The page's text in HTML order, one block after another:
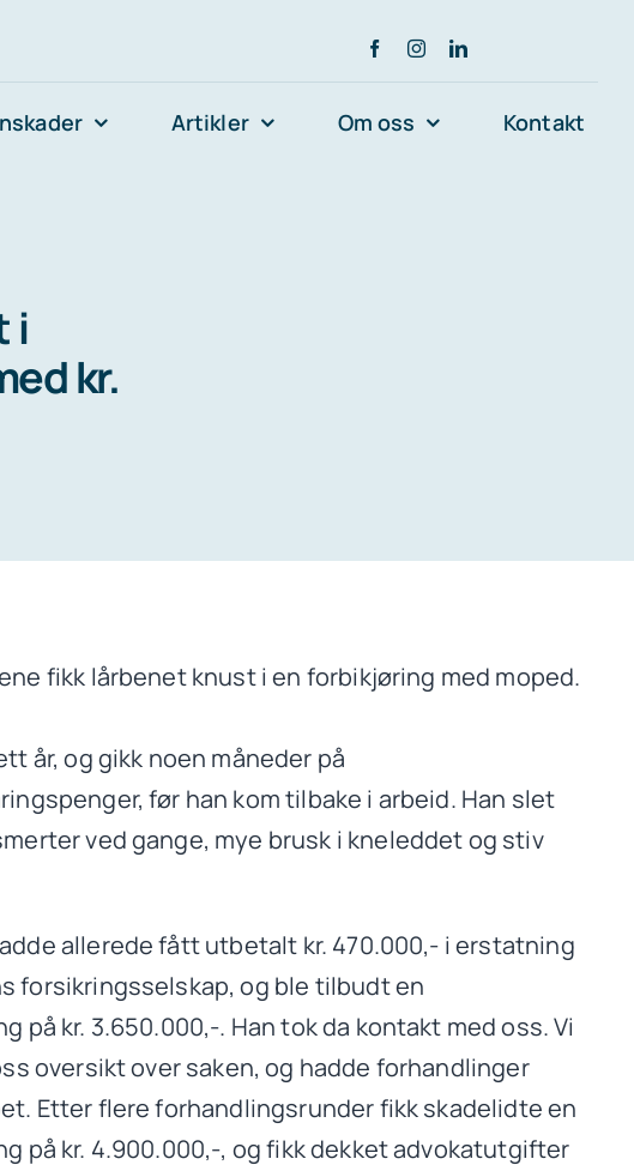
Artikler Om oss Kontakt
i
kr.
fikk lårbenet knust i en forbikjøring med moped.
år, og gikk noen måneder på
før han kom tilbake i arbeid. Han slet
ved gange, mye brusk i kneleddet og stiv
allerede fått utbetalt kr. 470.000,- i erstatning
forsikringsselskap, og ble tilbudt en
på kr. 3.650.000,-. Han tok da kontakt med oss. Vi
oversikt over saken, og hadde forhandlinger
Etter flere forhandlingsrunder fikk skadelidte en
på kr. 4.900.000,-, og fikk dekket advokatutgifter